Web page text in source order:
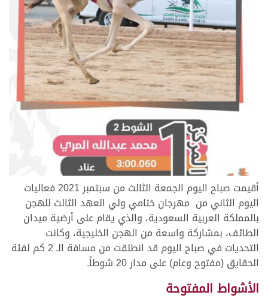
أقيمت صباح اليوم الجمعة الثالث من سبتمبر 2021 فعاليات
اليوم الثاني من مهرجان ختامي ولي العهد الثالث للهجن
بالمملكة العربية السعودية، والذي يقام على أرضية ميدان
الطائف، بمشاركة واسعة من الهجن الخليجية، وكانت
التحديات في صباح اليوم قد انطلقت من مسافة الـ 2 كم لفئة
الحقايق (مفتوح وعام) على مدار 20 شوطاً.
الأشواط المفتوحة